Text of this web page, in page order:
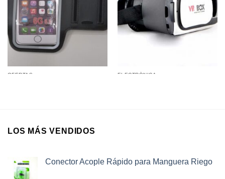
OFERTAS ELECTRÓNICA
LOS MÁS VENDIDOS
Conector Acople Rápido para Manguera Riego